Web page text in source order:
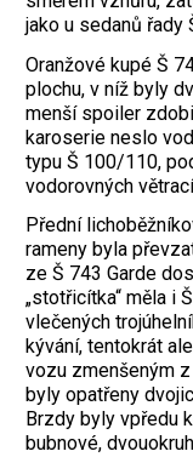
jako u sedanů
Oranžové kupé Š
plochu, v níž byly
menší spoiler
karoserie neslo
typu Š 100/110,
vodorovných
Přední
rameny byla
ze Š 743 Garde
„stotřicítka“ měla i
vlečených
kývání, tentokrát
vozu zmenšeným z
byly opatřeny
Brzdy byly vpředu
bubnové,